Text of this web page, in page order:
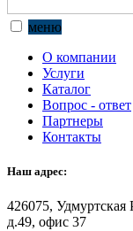
меню
О компании
Услуги
Каталог
Вопрос - ответ
Партнеры
Контакты
Наш адрес:
426075, Удмуртская
д.49, офис 37